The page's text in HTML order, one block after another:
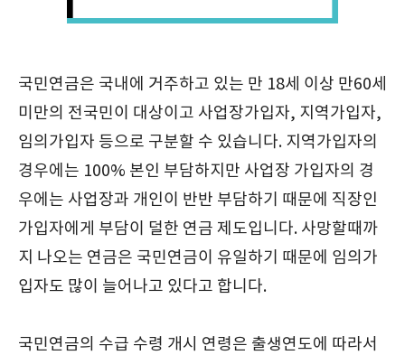
국민연금은 국내에 거주하고 있는 만 18세 이상 만60세
미만의 전국민이 대상이고 사업장가입자, 지역가입자,
임의가입자 등으로 구분할 수 있습니다. 지역가입자의
경우에는 100% 본인 부담하지만 사업장 가입자의 경
우에는 사업장과 개인이 반반 부담하기 때문에 직장인
가입자에게 부담이 덜한 연금 제도입니다. 사망할때까
지 나오는 연금은 국민연금이 유일하기 때문에 임의가
입자도 많이 늘어나고 있다고 합니다.
국민연금의 수급 수령 개시 연령은 출생연도에 따라서